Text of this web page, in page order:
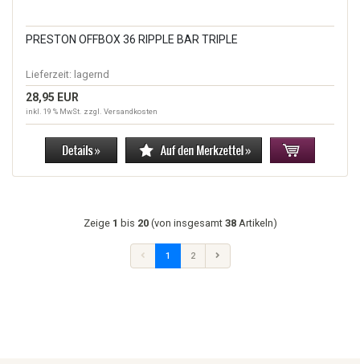
PRESTON OFFBOX 36 RIPPLE BAR TRIPLE
Lieferzeit: lagernd
28,95 EUR
inkl. 19 % MwSt. zzgl. Versandkosten
Zeige 1 bis 20(von insgesamt 38Artikeln)
1 2